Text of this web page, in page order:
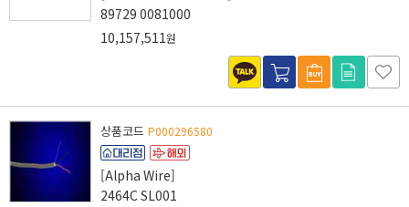
89729 0081000
10,157,511원
상품코드 P000296580
[Alpha Wire]
2464C SL001